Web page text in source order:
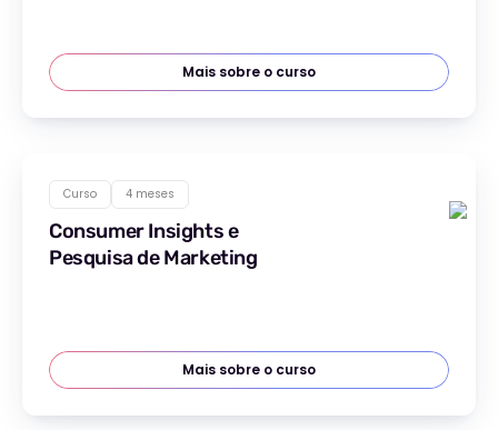
Mais sobre o curso
Curso 4 meses
Consumer Insights e
Pesquisa de Marketing
Mais sobre o curso